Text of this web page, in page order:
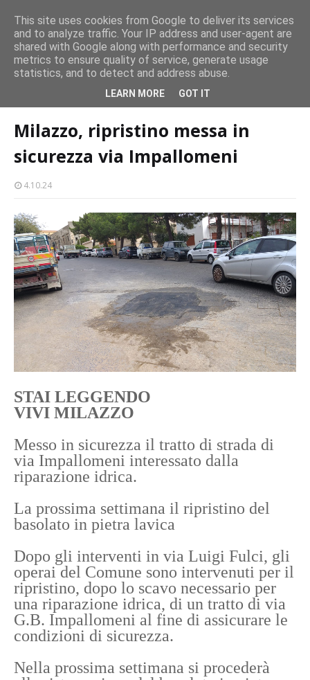
Milazzo 28ª Sagra del Pesce a Vaccarella: il programma
EVENTI
lavori in corso
Milazzo, ripristino messa in sicurezza via
Milazzo, ripristino messa in
sicurezza via Impallomeni
4.10.24
STAI LEGGENDO
VIVI MILAZZO
Messo in sicurezza il tratto di strada di
via Impallomeni interessato dalla
riparazione idrica.
La prossima settimana il ripristino del
basolato in pietra lavica
Dopo gli interventi in via Luigi Fulci, gli
operai del Comune sono intervenuti per il
ripristino, dopo lo scavo necessario per
una riparazione idrica, di un tratto di via
G.B. Impallomeni al fine di assicurare le
condizioni di sicurezza.
Nella prossima settimana si procederà
This site uses cookies from Google to deliver its services
and to analyze traffic. Your IP address and user-agent are
shared with Google along with performance and security
metrics to ensure quality of service, generate usage
statistics, and to detect and address abuse.
LEARN MORE GOT IT